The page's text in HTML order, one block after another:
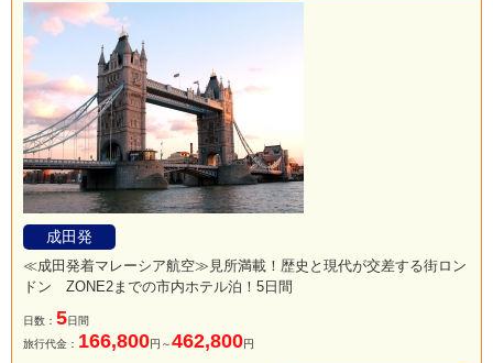
成田発
≪成田発着マレーシア航空≫見所満載！歴史と現代が交差する街ロン
ドン ZONE2までの市内ホテル泊！5日間
日数： 5日間
旅行代金： 166,800円～462,800円